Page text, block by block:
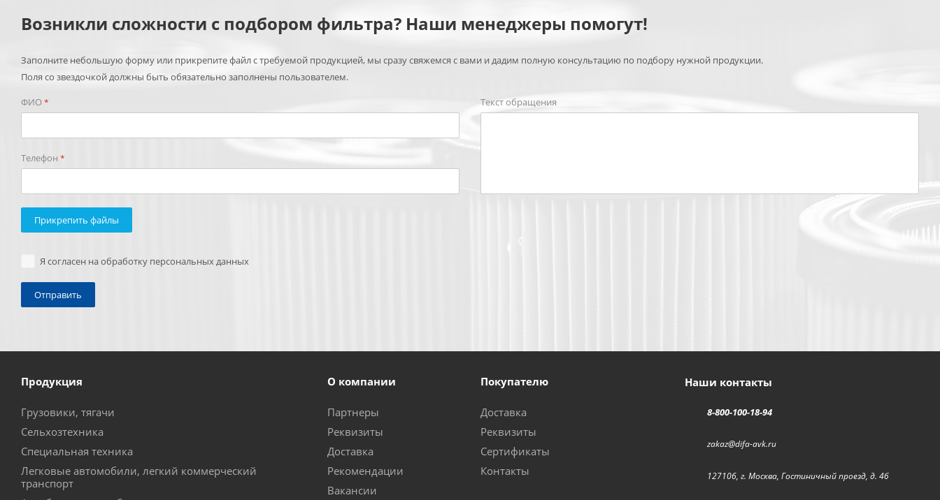
Возникли сложности с подбором фильтра? Наши менеджеры помогут!
Заполните небольшую форму или прикрепите файл с требуемой продукцией, мы сразу свяжемся с вами и дадим полную консультацию по подбору нужной продукции.
Поля со звездочкой должны быть обязательно заполнены пользователем.
ФИО*
Телефон *
Текст обращения
Прикрепить файлы
Я согласен на обработку персональных данных
Продукция
Грузовики, тягачи
Сельхозтехника
Специальная техника
Легковые автомобили, легкий коммерческий
транспорт
О компании
Партнеры
Реквизиты
Доставка
Рекомендации
Вакансии
Покупателю
Доставка
Реквизиты
Сертификаты
Контакты
Наши контакты
8-800-100-18-94
zakaz@difa-avk.ru
127106, г. Москва, Гостиничный проезд, д. 4б